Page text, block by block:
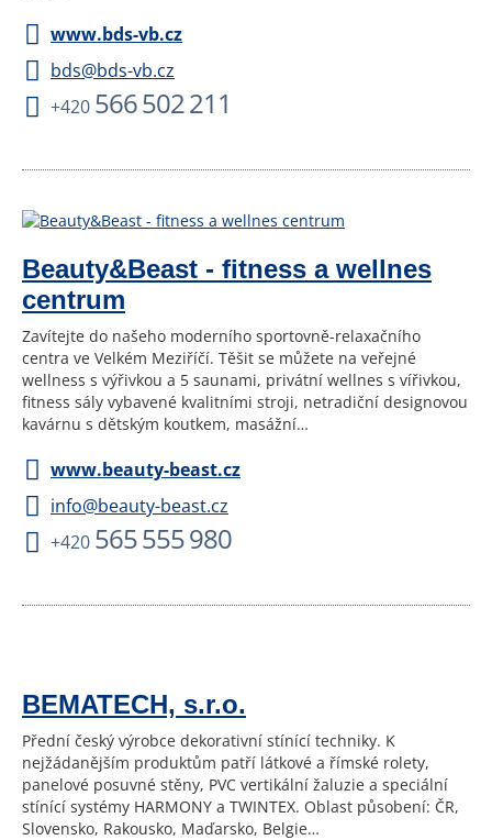
www.bds-vb.cz
bds@bds-vb.cz
+420 566 502 211
Beauty&Beast - fitness a wellnes
centrum
Zavítejte do našeho moderního sportovně-relaxačního
centra ve Velkém Meziříčí. Těšit se můžete na veřejné
wellness s výřivkou a 5 saunami, privátní wellnes s vířivkou,
fitness sály vybavené kvalitními stroji, netradiční designovou
kavárnu s dětským koutkem, masážní…
www.beauty-beast.cz
info@beauty-beast.cz
+420 565 555 980
BEMATECH, s.r.o.
Přední český výrobce dekorativní stínící techniky. K
nejžádanějším produktům patří látkové a římské rolety,
panelové posuvné stěny, PVC vertikální žaluzie a speciální
stínící systémy HARMONY a TWINTEX. Oblast působení: ČR,
Slovensko, Rakousko, Maďarsko, Belgie…